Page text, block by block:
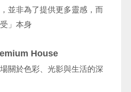
並非為了提供更多靈感，而
」本身
House
關於色彩、光影與生活的深